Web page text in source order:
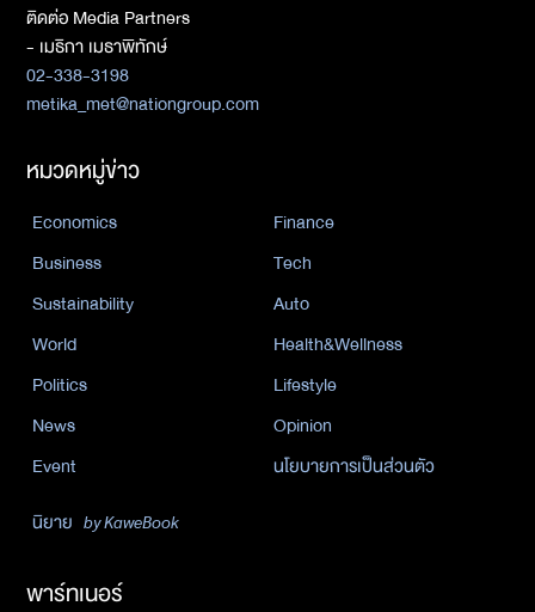
ติดต่อ Media Partners
- เมธิกา เมธาพิทักษ์
02-338-3198
metika_met@nationgroup.com
หมวดหมู่ข่าว
Economics
Finance
Business
Tech
Sustainability
Auto
World
Health&Wellness
Politics
Lifestyle
News
Opinion
Event
นโยบายการเป็นส่วนตัว
นิยาย by KaweBook
พาร์ทเนอร์